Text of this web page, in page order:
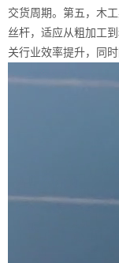
交货周期。第五，木
丝杆，适应从粗加工
关行业效率提升，同时